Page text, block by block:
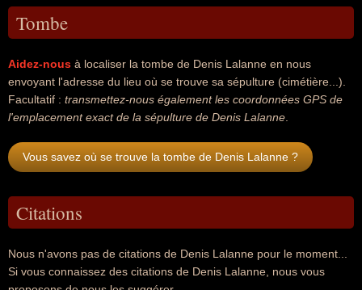
Tombe
Aidez-nous à localiser la tombe de Denis Lalanne en nous
envoyant l'adresse du lieu où se trouve sa sépulture (cimétière...).
Facultatif : transmettez-nous également les coordonnées GPS de
l'emplacement exact de la sépulture de Denis Lalanne
Vous savez où se trouve la tombe de Denis Lalanne ?
Citations
Nous n'avons pas de citations de Denis Lalanne pour le moment...
Si vous connaissez des citations de Denis Lalanne, nous vous